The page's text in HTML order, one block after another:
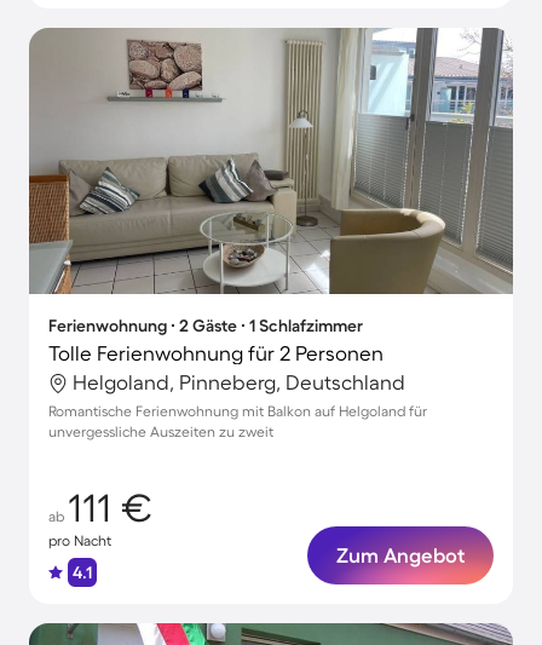
Ferienwohnung ∙ 2 Gäste ∙ 1 Schlafzimmer
Tolle Ferienwohnung für 2 Personen
Helgoland, Pinneberg, Deutschland
Romantische Ferienwohnung mit Balkon auf Helgoland für
unvergessliche Auszeiten zu zweit
ab 111 €
pro Nacht
4.1
Zum Angebot